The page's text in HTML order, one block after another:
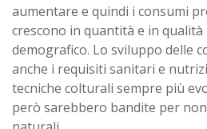
aumentare e quindi i consumi
crescono in quantità e in qualità
demografico. Lo sviluppo delle
anche i requisiti sanitari e
tecniche colturali sempre più
però sarebbero bandite per